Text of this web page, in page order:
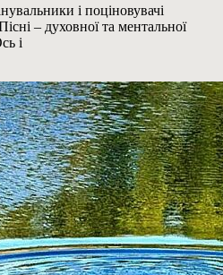
і поціновувачі
– духовної та ментальної
і